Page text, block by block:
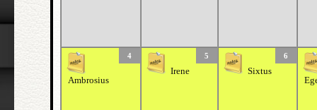
4
Ambrosius
5
Irene
6
Sixtus